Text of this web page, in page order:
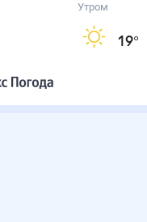
Утром
19°